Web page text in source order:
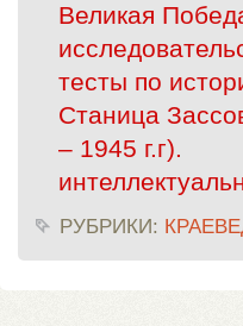
Великая
тесты по
Станица
– 1945 г.г).
РУБРИКИ: